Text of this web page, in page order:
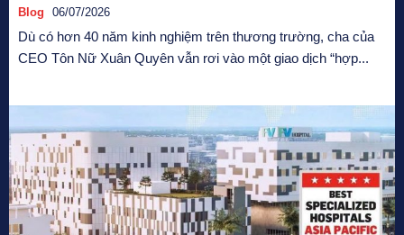
Blog 06/07/2026
Dù có hơn 40 năm kinh nghiệm trên thương trường, cha của
CEO Tôn Nữ Xuân Quyên vẫn rơi vào một giao dịch “hợp...